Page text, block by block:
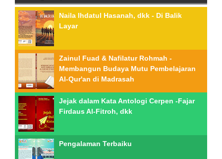
Naila Ihdatul Hasanah, dkk - Di Balik
Layar
Zainul Fuad & Nafilatur Rohmah -
Membangun Budaya Mutu Pembelajaran
Al-Qur'an di Madrasah
Jejak dalam Kata Antologi Cerpen -Fajar
Firdaus Al-Fitroh, dkk
Pengalaman Terbaiku